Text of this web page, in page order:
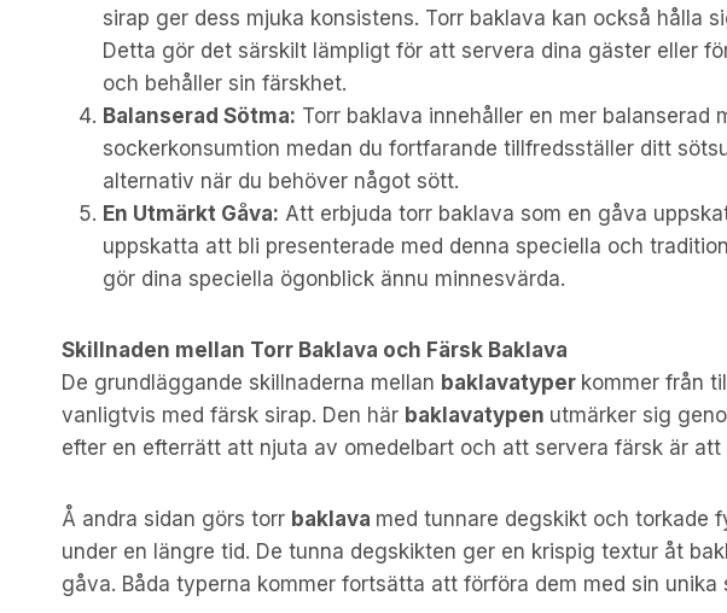
sirap ger dess mjuka konsistens. Torr baklava kan också hålla
Detta gör det särskilt lämpligt för att servera dina gäster eller
och behåller sin färskhet.
Balanserad Sötma: Torr baklava innehåller en mer
sockerkonsumtion medan du fortfarande tillfredsställer ditt
alternativ när du behöver något sött.
En Utmärkt Gåva: Att erbjuda torr baklava som en gåva
uppskatta att bli presenterade med denna speciella och
gör dina speciella ögonblick ännu minnesvärda.
Skillnaden mellan Torr Baklava och Färsk Baklava
De grundläggande skillnaderna mellan baklavatyper kommer från
vanligtvis med färsk sirap. Den här baklavatypen utmärker sig
efter en efterrätt att njuta av omedelbart och att servera färsk är att
Å andra sidan görs torr baklava med tunnare degskikt och torkade
under en längre tid. De tunna degskikten ger en krispig textur åt
gåva. Båda typerna kommer fortsätta att förföra dem med sin unika